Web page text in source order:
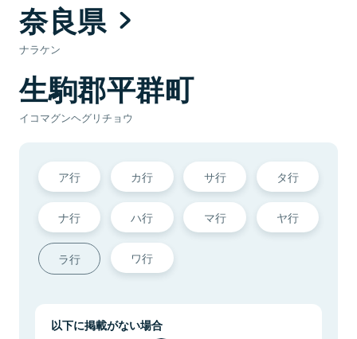
奈良県
ナラケン
生駒郡平群町
イコマグンヘグリチョウ
ア行 カ行 サ行 タ行
ナ行 ハ行 マ行 ヤ行
ラ行 ワ行
以下に掲載がない場合